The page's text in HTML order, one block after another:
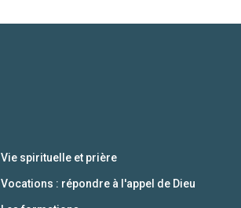
Vie spirituelle et prière
Vocations : répondre à l'appel de Dieu